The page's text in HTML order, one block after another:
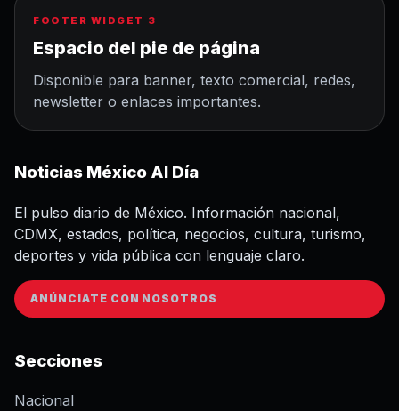
FOOTER WIDGET 3
Espacio del pie de página
Disponible para banner, texto comercial, redes,
newsletter o enlaces importantes.
Noticias México Al Día
El pulso diario de México. Información nacional,
CDMX, estados, política, negocios, cultura, turismo,
deportes y vida pública con lenguaje claro.
ANÚNCIATE CON NOSOTROS
Secciones
Nacional